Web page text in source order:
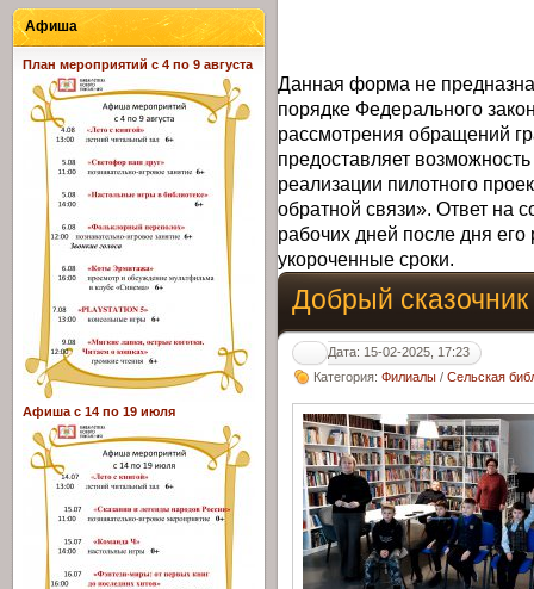
Данная форма не
порядке Федерального
рассмотрения обращений
предоставляет
реализации пилотного
обратной связи». Ответ на
рабочих дней после дня
укороченные сроки.
Добрый
Дата: 15-02-2025, 17:23
Категория: Филиалы / Сельская
Афиша
План мероприятий с 4 по 9 августа
Афиша с 14 по 19 июля